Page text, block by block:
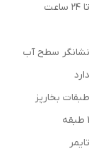
تا ۲۴ ساعت
نشانگر سطح آب
دارد
طبقات بخارپز
۱ طبقه
تایمر